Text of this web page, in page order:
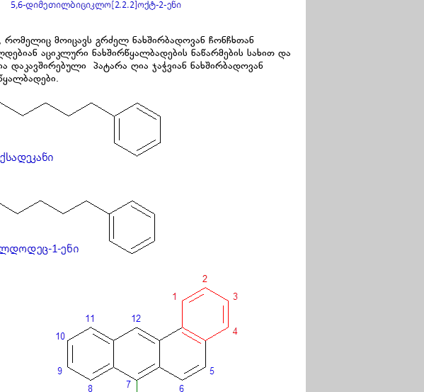
მოიცავს გრძელ ნახშირბადოვან ჩონჩხთან
აციკლური ნახშირწყალბადების ნაწარმების სახით და
პატარა ღია ჯაჭვიან ნახშირბადოვან